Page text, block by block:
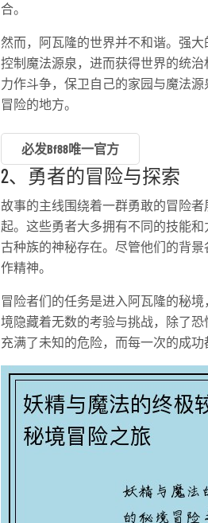
合。
然而，阿瓦隆的世界并不和谐。强
控制魔法源泉，进而获得世界的统
力作斗争，保卫自己的家园与魔法
冒险的地方。
必发bf88唯一官方
2、勇者的冒险与探索
故事的主线围绕着一群勇敢的冒险
起。这些勇者大多拥有不同的技能
古种族的神秘存在。尽管他们的背
作精神。
冒险者们的任务是进入阿瓦隆的秘
境隐藏着无数的考验与挑战，除了
充满了未知的危险，而每一次的成功